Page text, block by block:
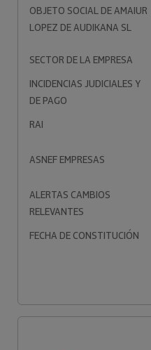
OBJETO SOCIAL DE AMAIUR
LOPEZ DE AUDIKANA SL
SECTOR DE LA EMPRESA
INCIDENCIAS JUDICIALES Y
DE PAGO
RAI
ASNEF EMPRESAS
ALERTAS CAMBIOS
RELEVANTES
FECHA DE CONSTITUCIÓN